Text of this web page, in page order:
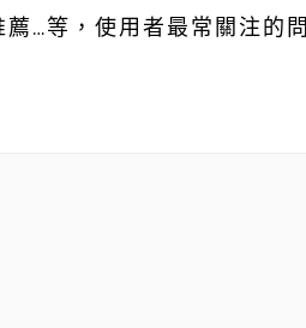
…等，使用者最常關注的問